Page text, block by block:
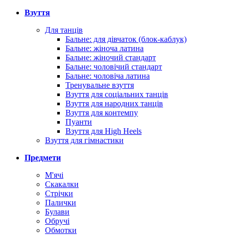
Взуття
Для танців
Бальне: для дівчаток (блок-каблук)
Бальне: жіноча латина
Бальне: жіночий стандарт
Бальне: чоловічий стандарт
Бальне: чоловіча латина
Тренувальне взуття
Взуття для соціальних танців
Взуття для народних танців
Взуття для контемпу
Пуанти
Взуття для High Heels
Взуття для гімнастики
Предмети
М'ячі
Скакалки
Стрічки
Палички
Булави
Обручі
Обмотки